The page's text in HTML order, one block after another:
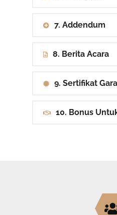
7. Addendum
8. Berita Acara
9. Sertifikat
10. Bonus